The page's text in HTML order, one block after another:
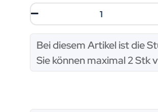
x
Bei diesem Artikel ist die
Sie können maximal 2 Stk